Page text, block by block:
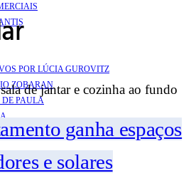
POR LÚCIA GUROVITZ
ZOBARAN
PAULA
ganha espaços
e solares